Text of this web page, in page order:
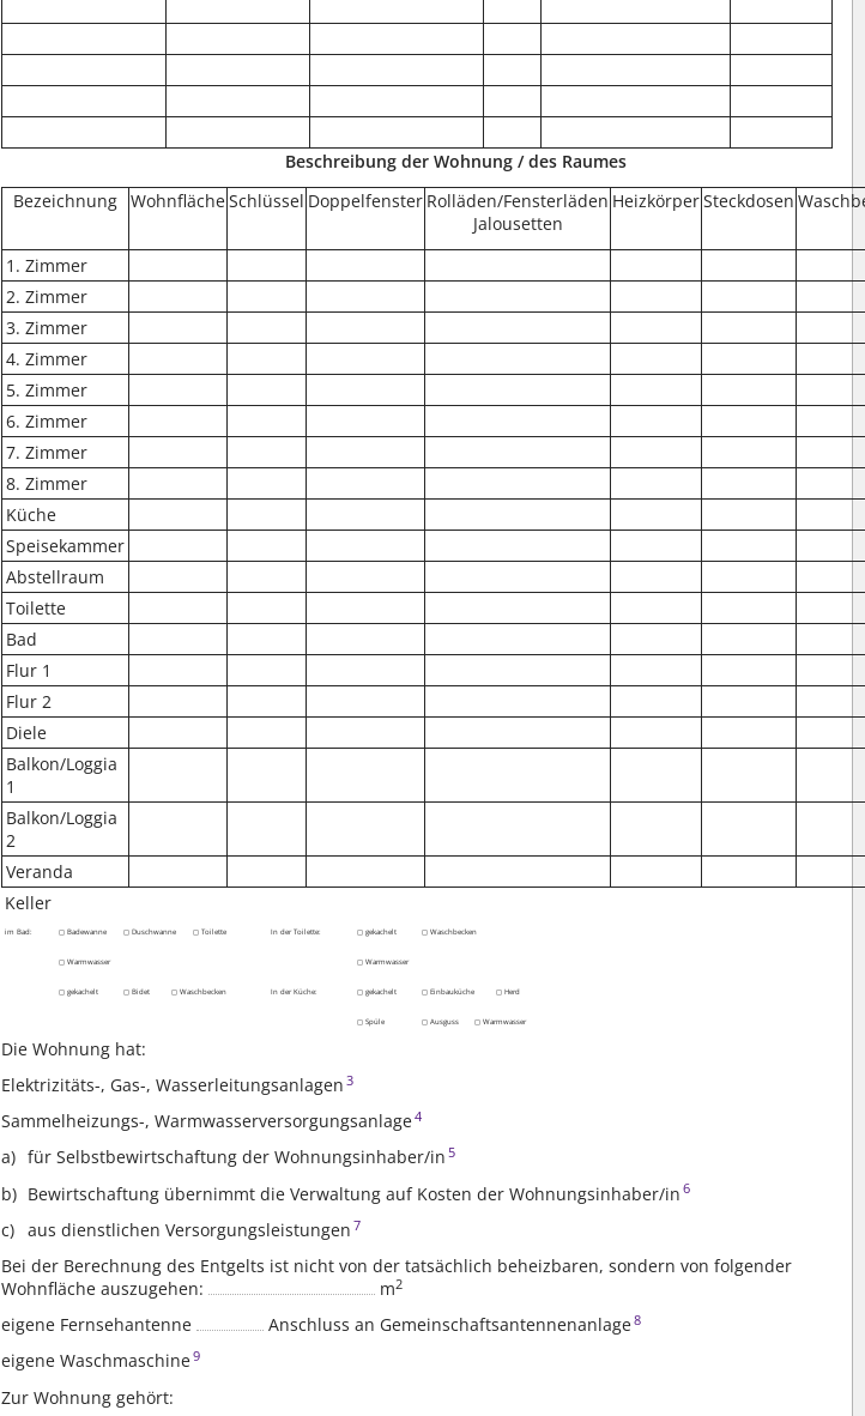
Beschreibung der Wohnung / des Raumes
Bezeichnung WohnflächeSchlüssel Doppelfenster Rolläden/Fensterläden
Jalousetten
HeizkörperSteckdosen
1. Zimmer
2. Zimmer
3. Zimmer
4. Zimmer
5. Zimmer
6. Zimmer
7. Zimmer
8. Zimmer
Küche
Speisekammer
Abstellraum
Toilette
Bad
Flur 1
Flur 2
Diele
Balkon/Loggia
1
Balkon/Loggia
2
Veranda
Keller
im Bad: ◻ Badewanne ◻ Duschwanne ◻ Toilette In der Toilette: ◻ gekachelt ◻ Waschbecken
◻ Warmwasser ◻ Warmwasser
◻ gekachelt ◻ Bidet ◻ Waschbecken In der Küche: ◻ gekachelt ◻ Einbauküche ◻ Herd
◻ Spüle ◻ Ausguss ◻ Warmwasser
Die Wohnung hat:
Elektrizitäts-, Gas-, Wasserleitungsanlagen 3
Sammelheizungs-, Warmwasserversorgungsanlage4
für Selbstbewirtschaftung der Wohnungsinhaber/in 5
Bewirtschaftung übernimmt die Verwaltung auf Kosten der Wohnungsinhaber/in 6
aus dienstlichen Versorgungsleistungen 7
Bei der Berechnung des Entgelts ist nicht von der tatsächlich beheizbaren, sondern von folgender
Wohnfläche auszugehen:
m2
eigene Fernsehantenne Anschluss an Gemeinschaftsantennenanlage8
eigene Waschmaschine9
Zur Wohnung gehört: